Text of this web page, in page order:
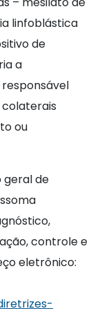
linfoblástica
de
a
colaterais
ou
geral de
controle e
eletrônico: